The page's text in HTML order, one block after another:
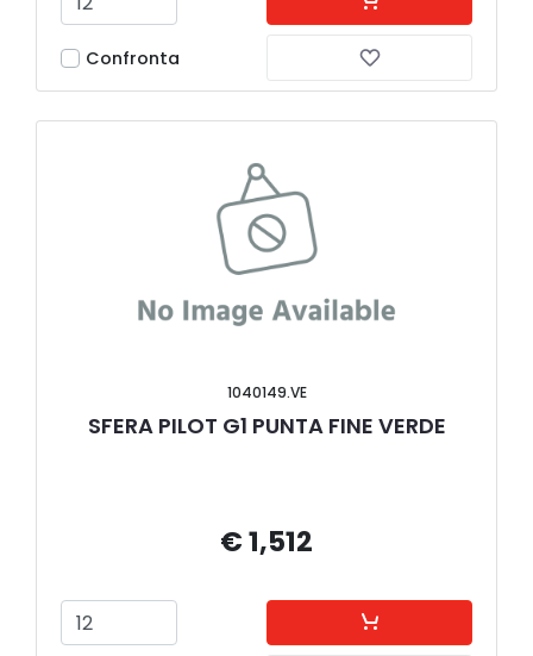
Confronta
1040149.VE
SFERA PILOT G1 PUNTA FINE VERDE
€ 1,512